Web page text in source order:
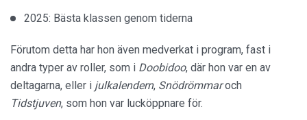
2025: Bästa klassen genom tiderna
Förutom detta har hon även medverkat i program, fast i
andra typer av roller, som i Doobidoo, där hon var en av
deltagarna, eller i julkalendern, Snödrömmaroch
Tidstjuven, som hon var lucköppnare för.